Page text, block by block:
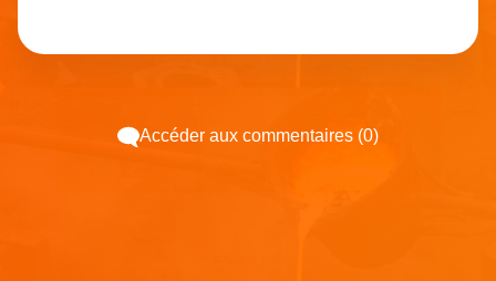
Accéder aux commentaires (0)